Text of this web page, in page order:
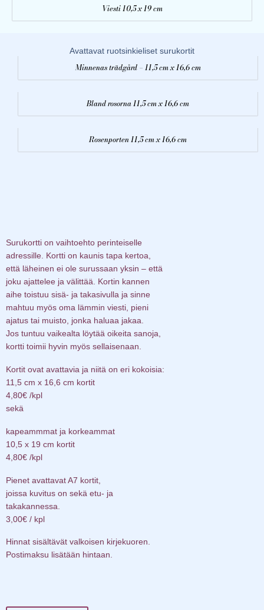
Viesti 10,5 x 19 cm
Avattavat ruotsinkieliset surukortit
Minnenas trädgård – 11,5 cm x 16,6 cm
Bland rosorna 11,5 cm x 16,6 cm
Rosenporten 11,5 cm x 16,6 cm
Surukortti on vaihtoehto perinteiselle
adressille. Kortti on kaunis tapa kertoa,
että läheinen ei ole surussaan yksin – että
joku ajattelee ja välittää. Kortin kannen
aihe toistuu sisä- ja takasivulla ja sinne
mahtuu myös oma lämmin viesti, pieni
ajatus tai muisto, jonka haluaa jakaa.
Jos tuntuu vaikealta löytää oikeita sanoja,
kortti toimii hyvin myös sellaisenaan.
Kortit ovat avattavia ja niitä on eri kokoisia:
11,5 cm x 16,6 cm kortit
4,80€ /kpl
sekä
kapeammmat ja korkeammat
10,5 x 19 cm kortit
4,80€ /kpl
Pienet avattavat A7 kortit,
joissa kuvitus on sekä etu- ja
takakannessa.
3,00€ / kpl
Hinnat sisältävät valkoisen kirjekuoren.
Postimaksu lisätään hintaan.